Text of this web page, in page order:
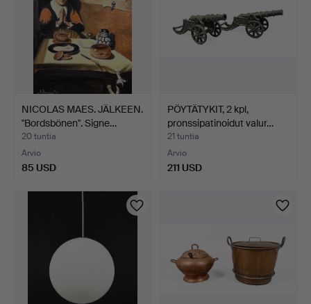
NICOLAS MAES. JÄLKEEN.
"Bordsbönen". Signe…
20 tuntia
Arvio
85 USD
PÖYTÄTYKIT, 2 kpl,
pronssipatinoidut valur…
21 tuntia
Arvio
211 USD